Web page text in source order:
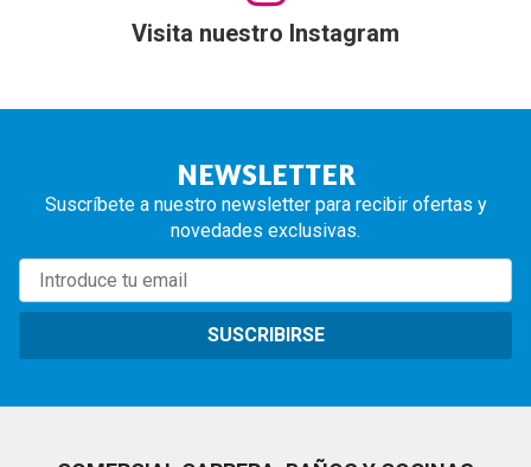
Visita nuestro Instagram
NEWSLETTER
Suscríbete a nuestro newsletter para recibir ofertas y
novedades exclusivas.
SUSCRIBIRSE